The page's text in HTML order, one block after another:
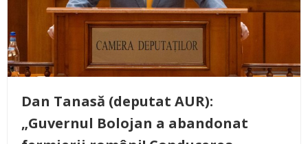
Dan Tanasă (deputat AUR):
„Guvernul Bolojan a abandonat